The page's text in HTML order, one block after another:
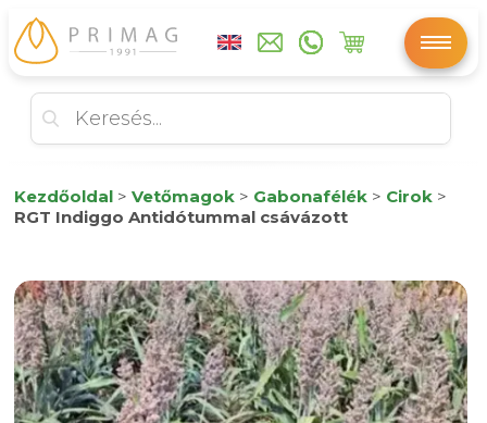
Kezdőoldal > Vetőmagok > Gabonafélék > Cirok >
RGT Indiggo Antidótummal csávázott